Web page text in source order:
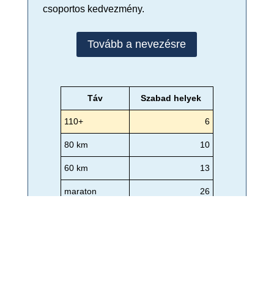
csoportos kedvezmény.
Tovább a nevezésre
Táv Szabad helyek
110+ 6
80 km 10
60 km 13
maraton 26